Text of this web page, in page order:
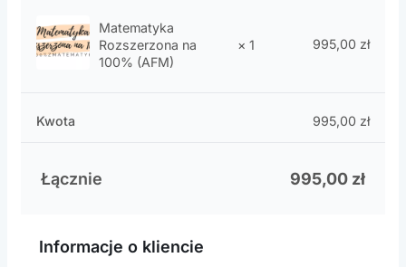
Matematyka
Rozszerzona na
100% (AFM)
× 1 995,00 zł
Kwota 995,00 zł
Łącznie 995,00 zł
Informacje o kliencie